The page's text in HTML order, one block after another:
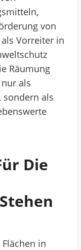
von
Vorreiter in
Räumung
als
sondern als
Die
in